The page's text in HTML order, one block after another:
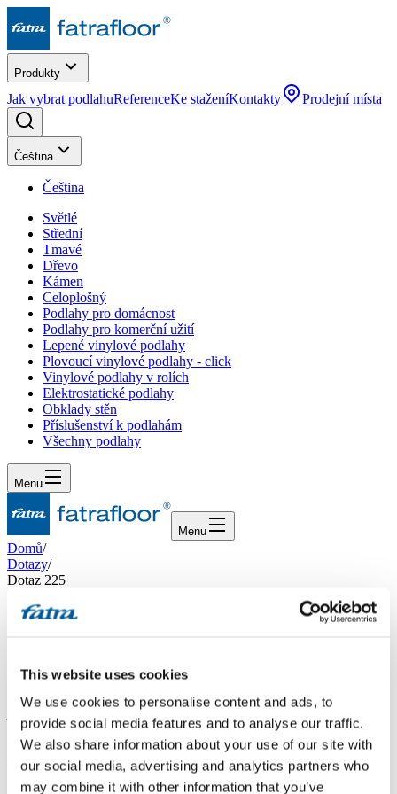
This website uses cookies
We use cookies to personalise content and ads, to
provide social media features and to analyse our traffic.
We also share information about your use of our site with
our social media, advertising and analytics partners who
may combine it with other information that you’ve
Produkty
Jak vybrat podlahuReferenceKe staženíKontakty Prodejní místa
Čeština
Čeština
Světlé
Střední
Tmavé
Dřevo
Kámen
Celoplošný
Podlahy pro domácnost
Podlahy pro komerční užití
Lepené vinylové podlahy
Plovoucí vinylové podlahy - click
Vinylové podlahy v rolích
Elektrostatické podlahy
Obklady stěn
Příslušenství k podlahám
Všechny podlahy
Menu
Menu
Domů/
Dotazy/
Dotaz 225
Dotaz 225
Dobrý den, můj dotaz se týká údržby podlahy Thermofix. Zjistila
jsem, že jenom čistou vodou se neodstraní matné fleky a na podlaze
zůstávají "šmouhy". Jaké čísticí prostředky lze použit a také existuje
něco na fixaci (nechci říct "leštěnka", ale něco podobného?Děkuji
za odpověď.Ludmila Potěšilová